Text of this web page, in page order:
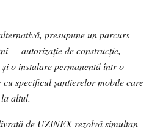
presupune un parcurs
— autorizație de construcție,
o instalare permanentă într-o
specificul șantierelor mobile care
altul.
de UZINEX rezolvă simultan